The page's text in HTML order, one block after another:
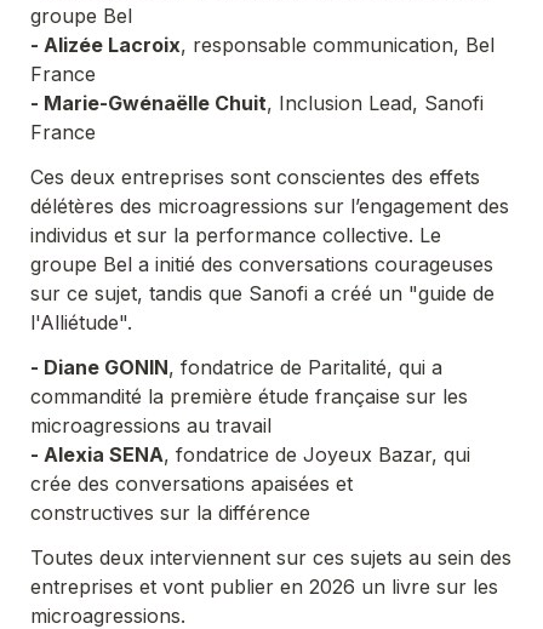
groupe Bel
- Alizée Lacroix, responsable communication, Bel
France
- Marie-Gwénaëlle Chuit, Inclusion Lead, Sanofi
France
Ces deux entreprises​ sont conscientes des effets
délétères des microagressions sur l’engagement des
individus et sur la performance collective. Le
groupe Bel a initié des conversations courageuses
sur ce sujet, tandis que Sanofi a créé un "guide de
l'Alliétude".
- Diane GONIN, fondatrice de Paritalité, qui a
commandité la première étude française sur les
microagressions au travail
- Alexia SENA, fondatrice de Joyeux Bazar, qui
crée des conversations apaisées et
constructives sur la différence
Toutes deux interviennent sur ces sujets au sein des
entreprises et vont publier en 2026 un livre sur les
microagressions.